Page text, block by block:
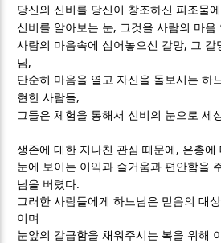
당신의 신비를 당신이 창조하신 피조물
신비를 알아보는 눈, 그것을 사람의 마음
사람의 마음속에 심어놓으신 갈망, 그 갈
님 ,
단순히 마음을 열고 자신을 돌보시는 하
현한 사람들,
그들은 체험을 통해서 신비의 눈으로 세
생존에 대한 지나친 관심 때문에 , 은총에
눈에 보이는 이익과 즐거움과 편안함을
님을 버렸다.
그러한 사람들에게 하느님은 믿음의 대
이며
눈앞의 갈급함을 채워주시는 복을 위해